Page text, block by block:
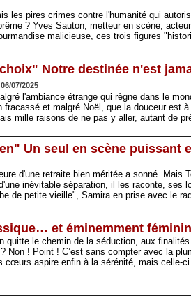
les pires crimes contre l'humanité qui
? Yves Sauton, metteur en scène,
malicieuse, ces trois figures
Notre destinée n'est
06/07/2025
l'ambiance étrange qui règne dans le
et malgré Noël, que la douceur est
mille raisons de ne pas y aller, autant de
Un seul en scène puissant
d'une retraite bien méritée a sonné. Mais
inévitable séparation, il les raconte, ses
de petite vieille", Samira en prise avec le
et éminemment
quitte le chemin de la séduction, aux
Non ! Point ! C’est sans compter avec la
cœurs aspire enfin à la sérénité, mais